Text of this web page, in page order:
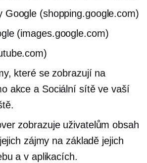
Google (shopping.google.com)
(images.google.com)
které se zobrazují na
akce a Sociální sítě ve vaší
zobrazuje uživatelům obsah
zájmy na základě jejich
a v aplikacích.